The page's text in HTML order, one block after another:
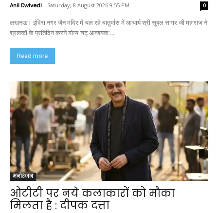
Anil Dwivedi - Saturday, 8 August 2026 9:55 PM 0
लखनऊ। इंदिरा नगर जैन मंदिर में चल रहे चातुर्मास में आचार्य श्री सुबल सागर जी महाराज ने
श्रावकों के प्रतिदिन करने योग्य 'षट् आवश्यक'...
Read more
मनोरंजन
ओटीटी पर नये कलाकारों को मौका
मिलता है : दीपक दत्ता